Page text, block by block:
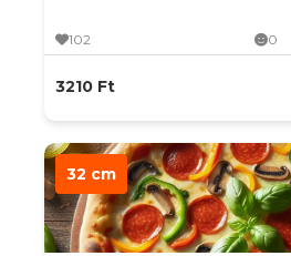
102 0
3210 Ft
32 cm